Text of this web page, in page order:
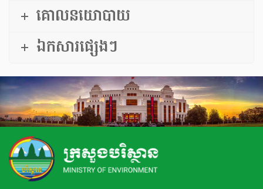
គោលនយោបាយ
ឯកសារផ្សេងៗ